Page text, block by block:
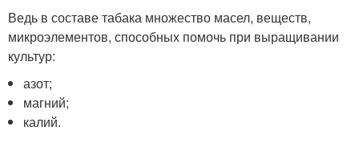
Ведь в составе табака множество масел, веществ,
микроэлементов, способных помочь при выращивании
культур:
азот;
магний;
калий.